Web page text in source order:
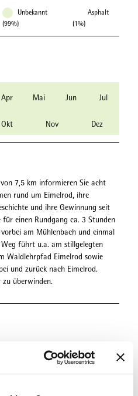
Unbekannt
(99%)
Asphalt
(1%)
Apr Mai Jun Jul
Okt Nov Dez
7,5 km informieren Sie acht
rund um Eimelrod, ihre
und ihre Gewinnung seit
einen Rundgang ca. 3 Stunden
am Mühlenbach und einmal
führt u.a. am stillgelegten
Waldlehrpfad Eimelrod sowie
und zurück nach Eimelrod.
zu überwinden.